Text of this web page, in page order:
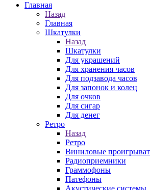
Главная
Назад
Главная
Шкатулки
Назад
Шкатулки
Для украшений
Для хранения часов
Для подзавода часов
Для запонок и колец
Для очков
Для сигар
Для денег
Ретро
Назад
Ретро
Виниловые
Радиоприемники
Граммофоны
Патефоны
Акустические системы